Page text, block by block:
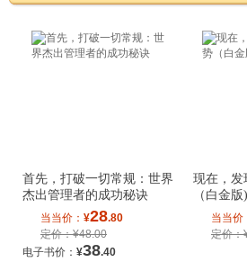
首先，打破一切常规：世界
杰出管理者的成功秘诀
当当价： ¥28.80
定价：¥48.00
电子书价： ¥38.40
现在，发
（白金版)
当当价
定价：